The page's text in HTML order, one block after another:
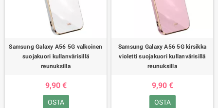
Samsung Galaxy A56 5G valkoinen
suojakuori kullanvärisillä
reunuksilla
9,90 €
OSTA
Samsung Galaxy A56 5G kirsikka
violetti suojakuori kullanvärisillä
reunuksilla
9,90 €
OSTA